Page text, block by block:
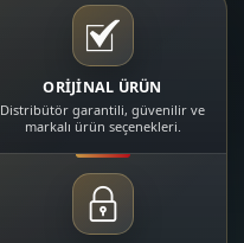
ORİJİNAL ÜRÜN
Distribütör garantili, güvenilir ve
markalı ürün seçenekleri.